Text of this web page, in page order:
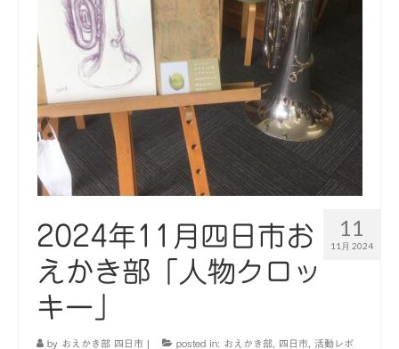
11
11月 2024
2024年11月四日市お
えかき部「人物クロッ
キー」
by おえかき部 四日市 | posted in: おえかき部 四日市 活動レポ